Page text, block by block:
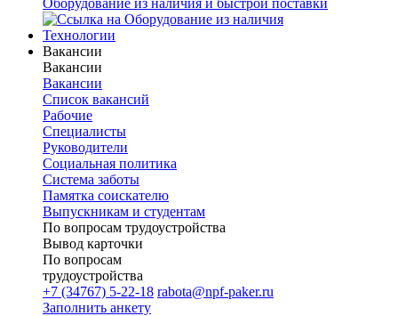
Оборудование из наличия и быстрой поставки
Технологии
Вакансии
Вакансии
Вакансии
Список вакансий
Рабочие
Специалисты
Руководители
Cоциальная политика
Система заботы
Памятка соискателю
Выпускникам и студентам
По вопросам трудоустройства
Вывод карточки
По вопросам
трудоустройства
+7 (34767) 5-22-18 rabota@npf-paker.ru
Заполнить анкету